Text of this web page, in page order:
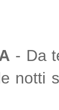
- Da
notti